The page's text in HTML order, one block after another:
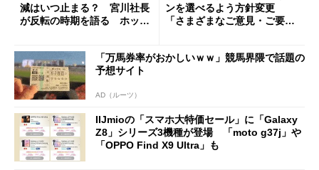
減はいつ止まる？ 宮川社長
が反転の時期を語る ホッピ
ンを選べるよう方針変更
「さまざまなご意見・ご要望
「万馬券率がおかしいｗｗ」競馬界隈で話題の
予想サイト
AD（ルーツ）
IIJmioの「スマホ大特価セール」に「Galaxy
Z8」シリーズ3機種が登場 「moto g37j」や
「OPPO Find X9 Ultra」も